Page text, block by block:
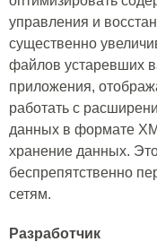
управления и
существенно
файлов устаревших
приложения,
работать с
данных в формате
хранение данных.
беспрепятственно
сетям.
Разработчик